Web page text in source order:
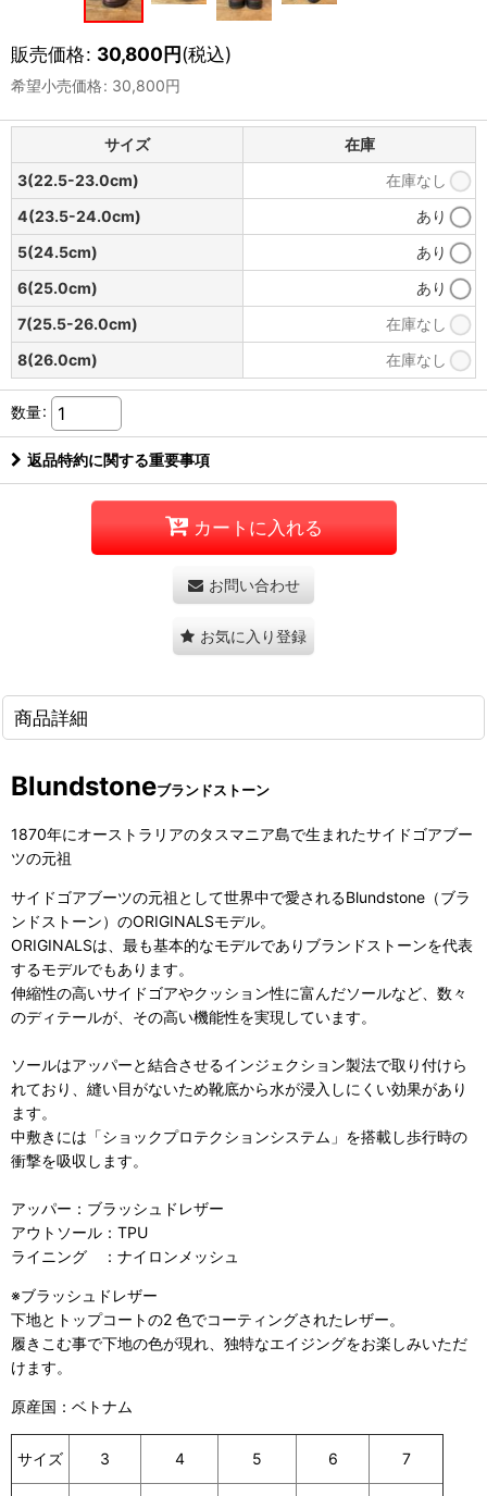
販売価格: 30,800円(税込)
希望小売価格: 30,800円
サイズ
在庫
3(22.5-23.0cm)
在庫なし
4(23.5-24.0cm)
あり
5(24.5cm)
あり
6(25.0cm)
あり
7(25.5-26.0cm)
在庫なし
8(26.0cm)
在庫なし
数量:
返品特約に関する重要事項
カートに入れる
お問い合わせ
お気に入り登録
商品詳細
Blundstoneブランドストーン
1870年にオーストラリアのタスマニア島で生まれたサイドゴアブー
ツの元祖
サイドゴアブーツの元祖として世界中で愛されるBlundstone（ブラ
ンドストーン）のORIGINALSモデル。
ORIGINALSは、最も基本的なモデルでありブランドストーンを代表
するモデルでもあります。
伸縮性の高いサイドゴアやクッション性に富んだソールなど、数々
のディテールが、その高い機能性を実現しています。
ソールはアッパーと結合させるインジェクション製法で取り付けら
れており、縫い目がないため靴底から水が浸入しにくい効果があり
ます。
中敷きには「ショックプロテクションシステム」を搭載し歩行時の
衝撃を吸収します。
アッパー： ブラッシュドレザー
アウトソール：TPU
ライニング ：ナイロンメッシュ
※ブラッシュドレザー
下地とトップコートの2 色でコーティングされたレザー。
履きこむ事で下地の色が現れ、独特なエイジングをお楽しみいただ
けます。
原産国：ベトナム
サイズ 3 4 5 6 7